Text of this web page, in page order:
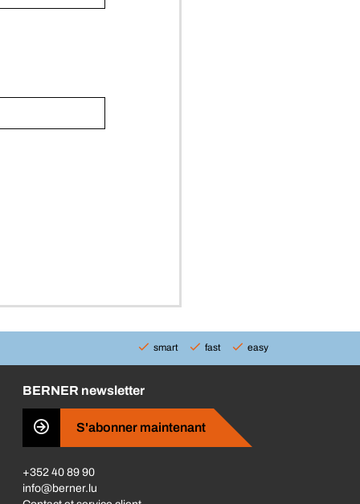
smart fast easy
BERNER newsletter
S'abonner maintenant
+352 40 89 90
info@berner.lu